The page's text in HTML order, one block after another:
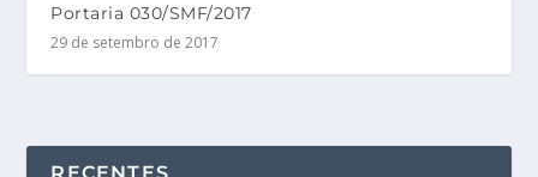
Portaria 030/SMF/2017
29 de setembro de 2017
RECENTES